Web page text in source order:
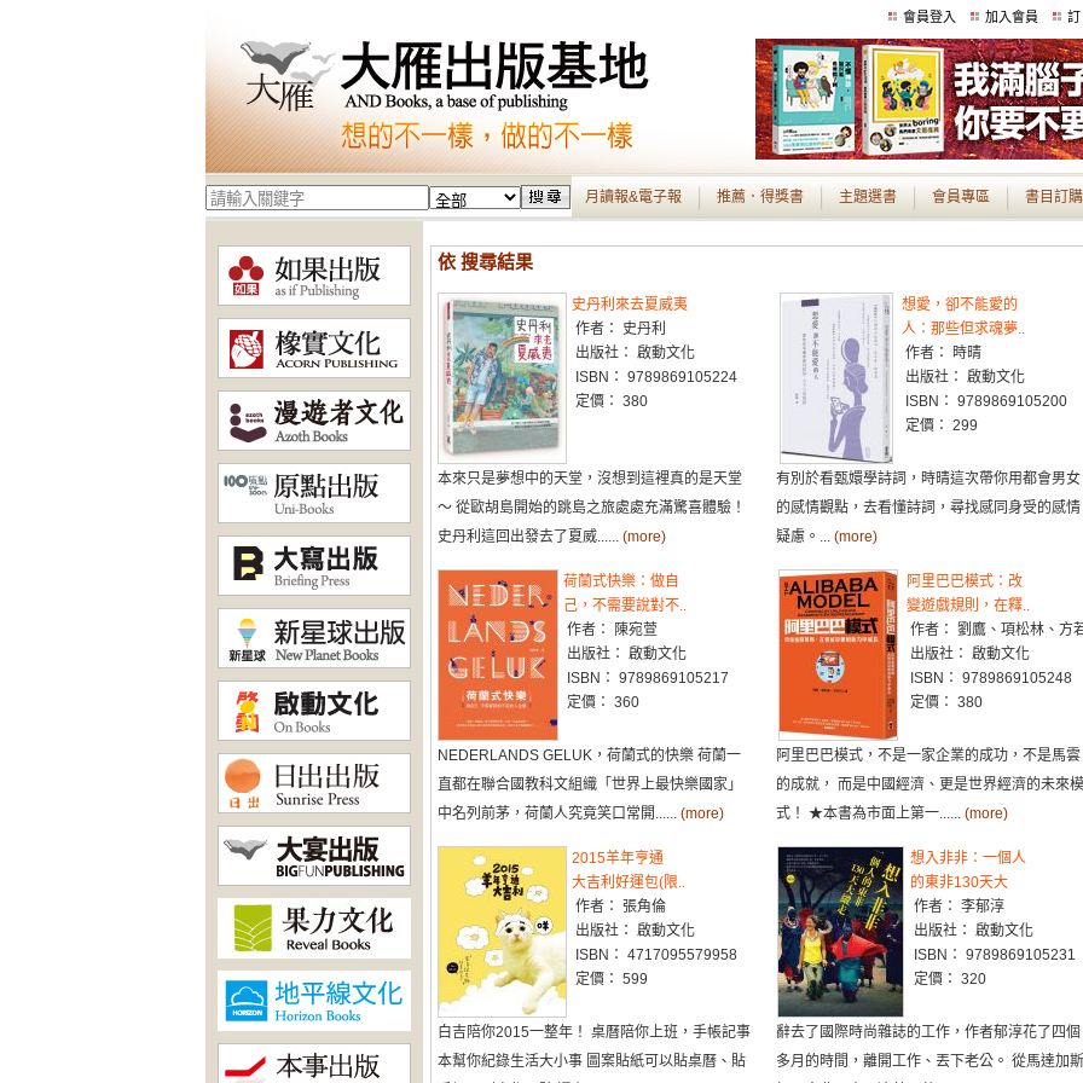
會員登入 加入會員 訂
月讀報&電子報 推薦．得獎書 主題選書 會員專區 書目訂
依 搜尋結果
史丹利來去夏威夷
作者： 史丹利
出版社： 啟動文化
ISBN： 9789869105224
定價： 380
本來只是夢想中的天堂，沒想到這裡真的是天堂
～ 從歐胡島開始的跳島之旅處處充滿驚喜體驗！
史丹利這回出發去了夏威...... (more)
想愛，卻不能愛的
人：那些但求魂夢..
作者： 時晴
出版社： 啟動文化
ISBN： 9789869105200
定價： 299
有別於看甄嬛學詩詞，時晴這次帶你用都會男女
的感情觀點，去看懂詩詞，尋找感同身受的感情
疑慮。... (more)
荷蘭式快樂：做自
己，不需要說對不..
作者： 陳宛萱
出版社： 啟動文化
ISBN： 9789869105217
定價： 360
NEDERLANDS GELUK，荷蘭式的快樂 荷蘭一
直都在聯合國教科文組織「世界上最快樂國家」
中名列前茅，荷蘭人究竟笑口常開...... (more)
阿里巴巴模式：改
變遊戲規則，在釋..
作者： 劉鷹、項松林、方
出版社： 啟動文化
ISBN： 9789869105248
定價： 380
阿里巴巴模式，不是一家企業的成功，不是馬雲
的成就， 而是中國經濟、更是世界經濟的未來模
式！ ★本書為市面上第一...... (more)
2015羊年亨通
大吉利好運包(限..
作者： 張角倫
出版社： 啟動文化
ISBN： 4717095579958
定價： 599
白吉陪你2015一整年！ 桌曆陪你上班，手帳記事
本幫你紀錄生活大小事 圖案貼紙可以貼桌曆、貼
想入非非：一個人
的東非130天大
作者： 李郁淳
出版社： 啟動文化
ISBN： 9789869105231
定價： 320
辭去了國際時尚雜誌的工作，作者郁淳花了四個
多月的時間，離開工作、丟下老公。 從馬達加斯